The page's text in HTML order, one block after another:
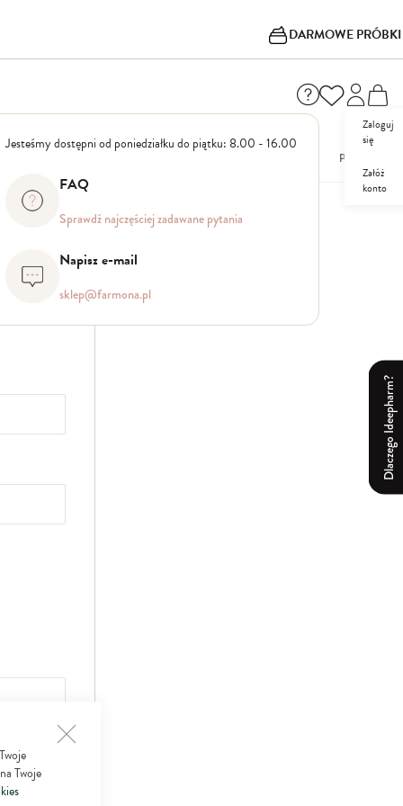
Twoje
DARMOWE PRÓBKI
Jesteśmy dostępni od poniedziałku do piątku: 8.00 - 16.00
FAQ
Sprawdź najczęściej zadawane pytania
Napisz e-mail
sklep@farmona.pl
Zaloguj
się
Załóż
konto
Dlaczego Ideepharm?
PROMOCJE